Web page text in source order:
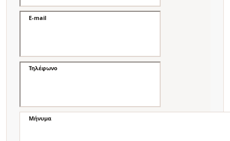
E-mail
Τηλέφωνο
Μήνυμα